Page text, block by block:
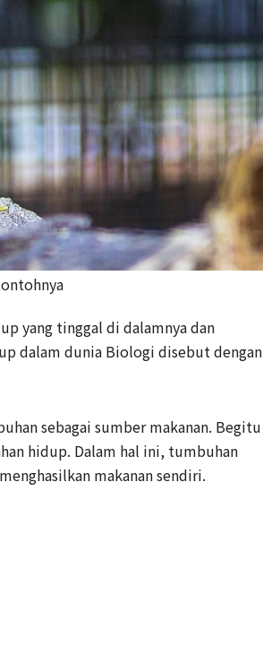
yang tinggal di dalamnya dan
dalam dunia Biologi disebut dengan
sebagai sumber makanan. Begitu
hidup. Dalam hal ini, tumbuhan
makanan sendiri.